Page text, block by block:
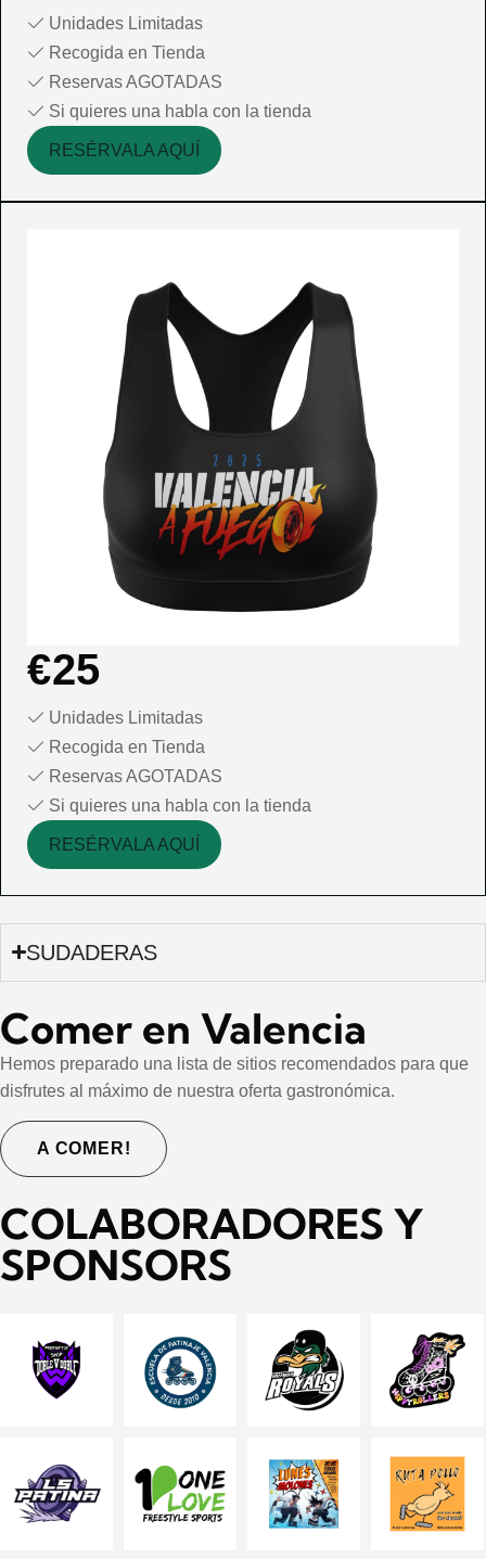
Unidades Limitadas
Recogida en Tienda
Reservas AGOTADAS
Si quieres una habla con la tienda
RESÉRVALA AQUÍ
€25
Unidades Limitadas
Recogida en Tienda
Reservas AGOTADAS
Si quieres una habla con la tienda
RESÉRVALA AQUÍ
SUDADERAS
Comer en Valencia
Hemos preparado una lista de sitios recomendados para que
disfrutes al máximo de nuestra oferta gastronómica.
A COMER!
COLABORADORES Y
SPONSORS